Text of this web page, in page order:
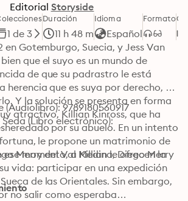
Editorial Storyside
1 de 3
Duración
11 h 48 m
Idioma
Español
Formato
en Gotemburgo, Suecia, y Jess Van
que el suyo es un mundo de
de que su padrastro le está
herencia que es suya por derecho, se
Y la solución se presenta en forma
atractivo, Killian Kinross, que ha
por su abuelo. En un intento
le propone un matrimonio de
ese momento, a Killian le ofrecen la
vida: participar en una expedición
de las Orientales. Sin embargo,
no salir como esperaba…
9789180560917
(Libro electrónico):
Merry del Val Medina, Diego Merry